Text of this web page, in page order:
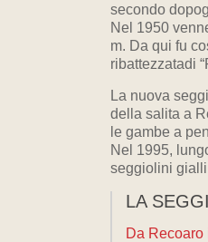
secondo
Nel 1950
m. Da qui fu
ribattezzatadi
La nuova
della salita a
le gambe a
Nel 1995,
seggiolini
LA
Da